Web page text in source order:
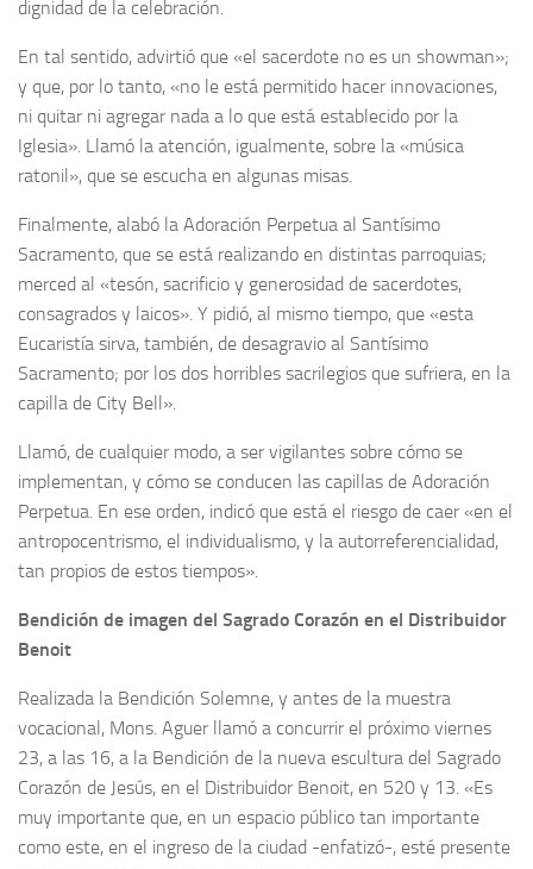
dignidad de la celebración.
En tal sentido, advirtió que «el sacerdote no es un showman»;
y que, por lo tanto, «no le está permitido hacer innovaciones,
ni quitar ni agregar nada a lo que está establecido por la
Iglesia». Llamó la atención, igualmente, sobre la «música
ratonil», que se escucha en algunas misas.
Finalmente, alabó la Adoración Perpetua al Santísimo
Sacramento, que se está realizando en distintas parroquias;
merced al «tesón, sacrificio y generosidad de sacerdotes,
consagrados y laicos». Y pidió, al mismo tiempo, que «esta
Eucaristía sirva, también, de desagravio al Santísimo
Sacramento; por los dos horribles sacrilegios que sufriera, en la
capilla de City Bell».
Llamó, de cualquier modo, a ser vigilantes sobre cómo se
implementan, y cómo se conducen las capillas de Adoración
Perpetua. En ese orden, indicó que está el riesgo de caer «en el
antropocentrismo, el individualismo, y la autorreferencialidad,
tan propios de estos tiempos».
Bendición de imagen del Sagrado Corazón en el Distribuidor
Benoit
Realizada la Bendición Solemne, y antes de la muestra
vocacional, Mons. Aguer llamó a concurrir el próximo viernes
23, a las 16, a la Bendición de la nueva escultura del Sagrado
Corazón de Jesús, en el Distribuidor Benoit, en 520 y 13. «Es
muy importante que, en un espacio público tan importante
como este, en el ingreso de la ciudad -enfatizó-, esté presente